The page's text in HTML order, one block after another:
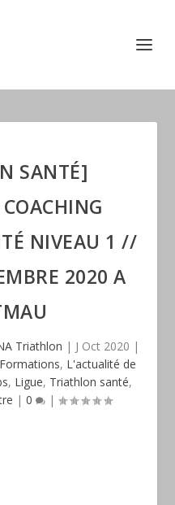
SANTÉ]
NIVEAU 1 //
2020 A
Triathlon | J Oct 2020 |
Formations, L'actualité de
, Ligue, Triathlon santé,
| 0 |